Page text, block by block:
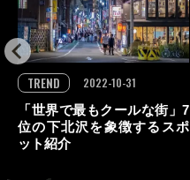
「世界で最もクールな街」7
位の下北沢を象徴するスポ
ット紹介
TREND
2022-10-31